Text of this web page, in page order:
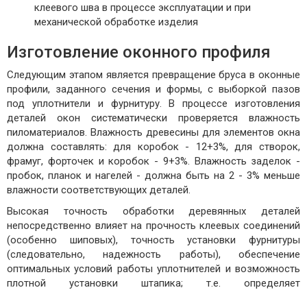
клеевого шва в процессе эксплуатации и при
механической обработке изделия
Изготовление оконного профиля
Следующим этапом является превращение бруса в оконные
профили, заданного сечения и формы, с выборкой пазов
под уплотнители и фурнитуру. В процессе изготовления
деталей окон систематически проверяется влажность
пиломатериалов. Влажность древесины для элементов окна
должна составлять: для коробок - 12+3%, для створок,
фрамуг, форточек и коробок - 9+3%. Влажность заделок -
пробок, планок и нагелей - должна быть на 2 - 3% меньше
влажности соответствующих деталей.
Высокая точность обработки деревянных деталей
непосредственно влияет на прочность клеевых соединений
(особенно шиповых), точность установки фурнитуры
(следовательно, надежность работы), обеспечение
оптимальных условий работы уплотнителей и возможность
плотной установки штапика; т.е. определяет